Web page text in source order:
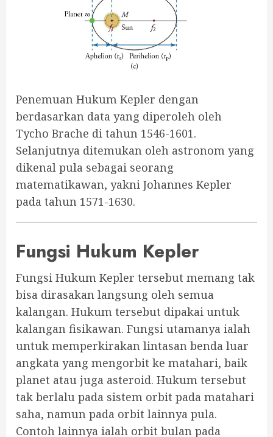
Penemuan Hukum Kepler dengan
berdasarkan data yang diperoleh oleh
Tycho Brache di tahun 1546-1601.
Selanjutnya ditemukan oleh astronom yang
dikenal pula sebagai seorang
matematikawan, yakni Johannes Kepler
pada tahun 1571-1630.
Fungsi Hukum Kepler
Fungsi Hukum Kepler tersebut memang tak
bisa dirasakan langsung oleh semua
kalangan. Hukum tersebut dipakai untuk
kalangan fisikawan. Fungsi utamanya ialah
untuk memperkirakan lintasan benda luar
angkata yang mengorbit ke matahari, baik
planet atau juga asteroid. Hukum tersebut
tak berlalu pada sistem orbit pada matahari
saha, namun pada orbit lainnya pula.
Contoh lainnya ialah orbit bulan pada